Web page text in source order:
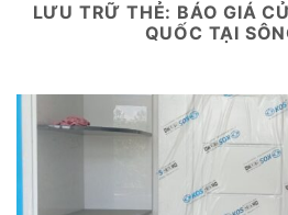
LƯU TRỮ THẺ: BÁO GIÁ
QUỐC TẠI